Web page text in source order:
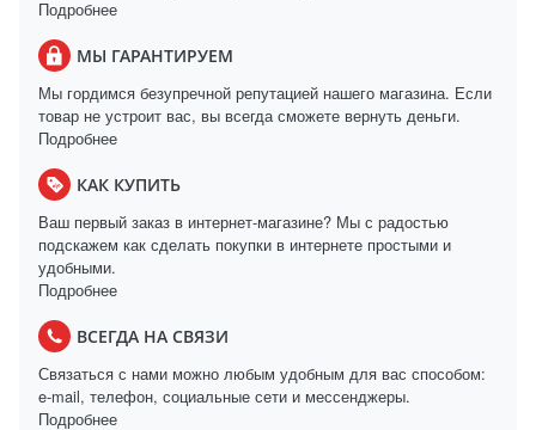
Подробнее
МЫ ГАРАНТИРУЕМ
Мы гордимся безупречной репутацией нашего магазина. Если
товар не устроит вас, вы всегда сможете вернуть деньги.
Подробнее
КАК КУПИТЬ
Ваш первый заказ в интернет-магазине? Мы с радостью
подскажем как сделать покупки в интернете простыми и
удобными.
Подробнее
ВСЕГДА НА СВЯЗИ
Связаться с нами можно любым удобным для вас способом:
e-mail, телефон, социальные сети и мессенджеры.
Подробнее